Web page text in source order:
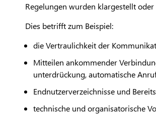
Regelungen wurden klargestellt oder
Dies betrifft zum Beispiel:
die Vertraulichkeit der
Mitteilen ankommender
unterdrückung, automatische
Endnutzerverzeichnisse und
technische und organisatorische